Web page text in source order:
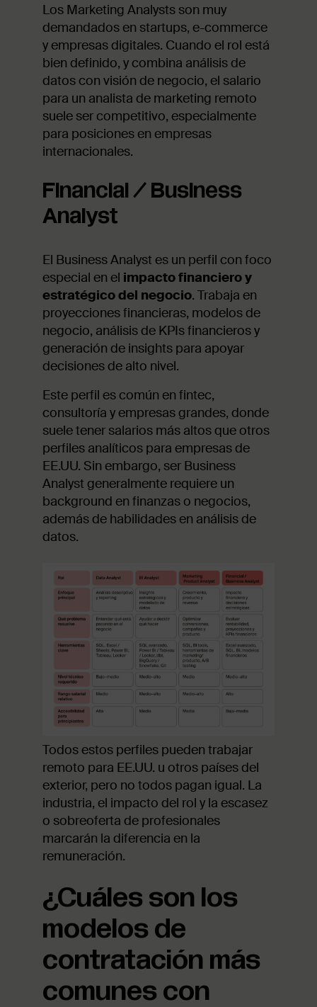
Los Marketing Analysts son muy
demandados en startups, e-commerce
y empresas digitales. Cuando el rol está
bien definido, y combina análisis de
datos con visión de negocio, el salario
para un analista de marketing remoto
suele ser competitivo, especialmente
para posiciones en empresas
internacionales.
Financial / Business
Analyst
El Business Analyst es un perfil con foco
especial en el impacto financiero y
estratégico del negocio. Trabaja en
proyecciones financieras, modelos de
negocio, análisis de KPIs financieros y
generación de insights para apoyar
decisiones de alto nivel.
Este perfil es común en fintec,
consultoría y empresas grandes, donde
suele tener salarios más altos que otros
perfiles analíticos para empresas de
EE.UU. Sin embargo, ser Business
Analyst generalmente requiere un
background en finanzas o negocios,
además de habilidades en análisis de
datos.
Todos estos perfiles pueden trabajar
remoto para EE.UU. u otros países del
exterior, pero no todos pagan igual. La
industria, el impacto del rol y la escasez
o sobreoferta de profesionales
marcarán la diferencia en la
remuneración.
¿Cuáles son los
modelos de
contratación más
comunes con